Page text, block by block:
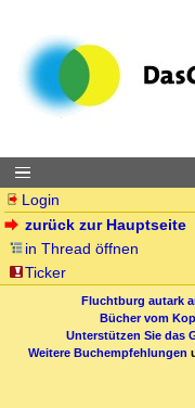
Login
zurück zur Hauptseite
in Thread öffnen
Ticker
Fluchtburg autark
Bücher vom
Unterstützen Sie das
Weitere Buchempfehlungen